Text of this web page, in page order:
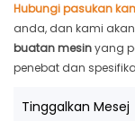
Hubungi pasukan
anda, dan kami
buatan mesinyang
penebat dan
Tinggalkan Mesej